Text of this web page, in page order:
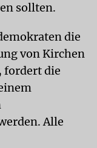
sollten.
die
von Kirchen
fordert die
Alle